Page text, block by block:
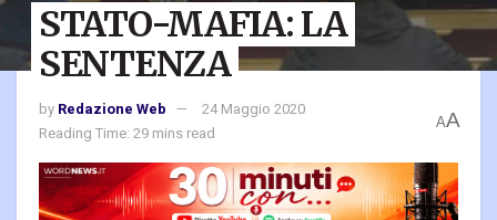
STATO-MAFIA: LA
SENTENZA
by Redazione Web
24 Maggio 2020
Reading Time: 29 mins read
AA